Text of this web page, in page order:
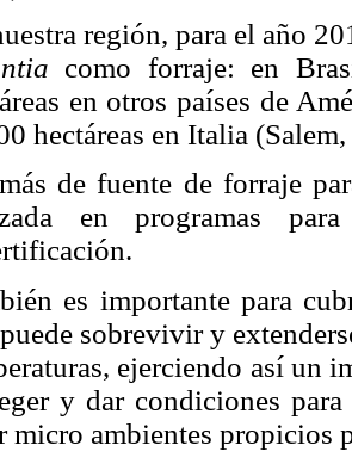
región, para el año
como forraje: en
en otros países de
hectáreas en Italia
de fuente de forraje
en programas
es importante para
sobrevivir y
ejerciendo así un
y dar condiciones
micro ambientes propicios